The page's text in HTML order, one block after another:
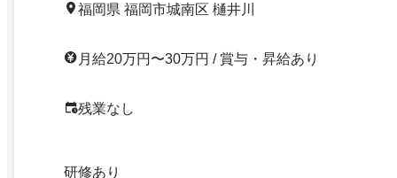
福岡県 福岡市城南区 樋井川
月給20万円〜30万円 / 賞与・昇給あり
残業なし
研修あり